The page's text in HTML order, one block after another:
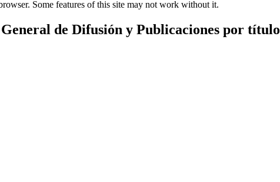
Some features of this site may not work without it.
de Difusión y Publicaciones por título